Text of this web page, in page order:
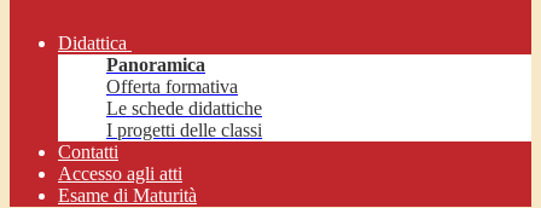
Didattica
Panoramica
Offerta formativa
Le schede didattiche
I progetti delle classi
Contatti
Accesso agli atti
Esame di Maturità